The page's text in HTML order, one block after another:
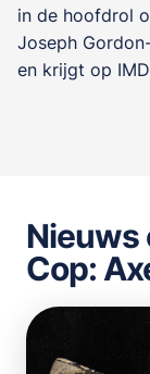
in de hoofdrol
Joseph
en krijgt op
Nieuws
Cop: